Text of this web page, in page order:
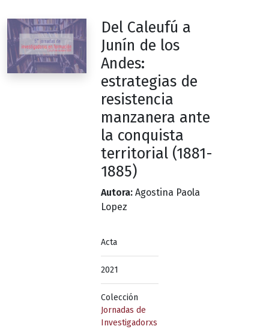
Del Caleufú a
Junín de los
Andes:
estrategias de
resistencia
manzanera ante
la conquista
territorial (1881-
1885)
Autora: Agostina Paola
Lopez
Acta
2021
Colección
Jornadas de
Investigadorxs